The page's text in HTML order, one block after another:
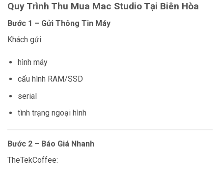
Quy Trình Thu Mua Mac Studio Tại Biên Hòa
Bước 1 – Gửi Thông Tin Máy
Khách gửi:
hình máy
cấu hình RAM/SSD
serial
tình trạng ngoại hình
Bước 2 – Báo Giá Nhanh
TheTekCoffee: